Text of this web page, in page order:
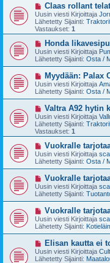
e
s
t
U
u
s
i
v
e
s
t
Claas rollant telat
Uusin viesti Kirjoittaja
Lähetetty Sijainti:
Vastaukset: 1
U
u
s
i
v
e
s
t
Honda
Uusin viesti Kirjoittaja
Lähetetty Sijainti: Osta /
U
u
s
i
v
e
s
t
Myydään: Palax
Uusin viesti Kirjoittaja
Lähetetty Sijainti: Osta /
U
u
s
i
v
s
t
Valtra A92 hytin
Uusin viesti Kirjoittaja
Lähetetty Sijainti:
Vastaukset: 1
U
u
s
i
v
e
s
t
Vuokralle
Uusin viesti Kirjoittaja
Lähetetty Sijainti: Osta /
U
u
s
i
v
e
s
t
Vuokralle
Uusin viesti Kirjoittaja
Lähetetty Sijainti:
U
u
s
i
v
e
s
Vuokralle
Uusin viesti Kirjoittaja
Lähetetty Sijainti:
U
u
s
Elisan kautta ei
Uusin viesti Kirjoittaja
Lähetetty Sijainti: